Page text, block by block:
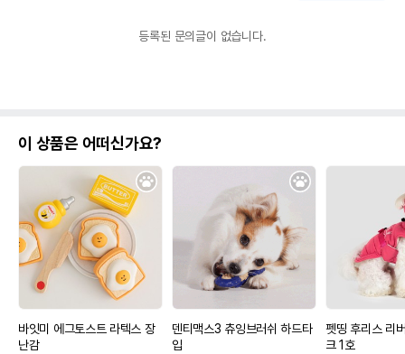
등록된 문의글이 없습니다.
이 상품은 어떠신가요?
바잇미 에그토스트 라텍스 장
난감
덴티맥스3 츄잉브러쉬 하드타
입
펫띵 후리스 리
크 1호